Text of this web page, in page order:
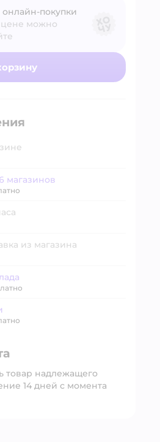
цене можно
доставки.
магазинов
из магазина
товар надлежащего
14 дней с момента